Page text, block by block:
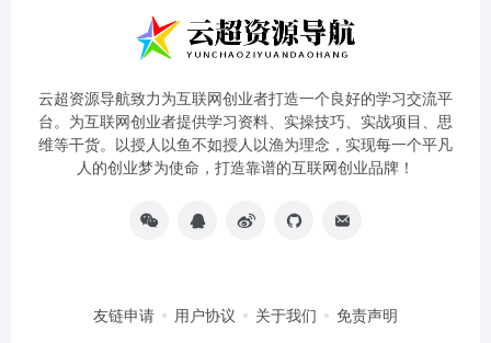
云超资源导航致力为互联网创业者打造一个良好的学习交流平
台。为互联网创业者提供学习资料、实操技巧、实战项目、思
维等干货。以授人以鱼不如授人以渔为理念，实现每一个平凡
人的创业梦为使命，打造靠谱的互联网创业品牌！
友链申请 用户协议 关于我们 免责声明